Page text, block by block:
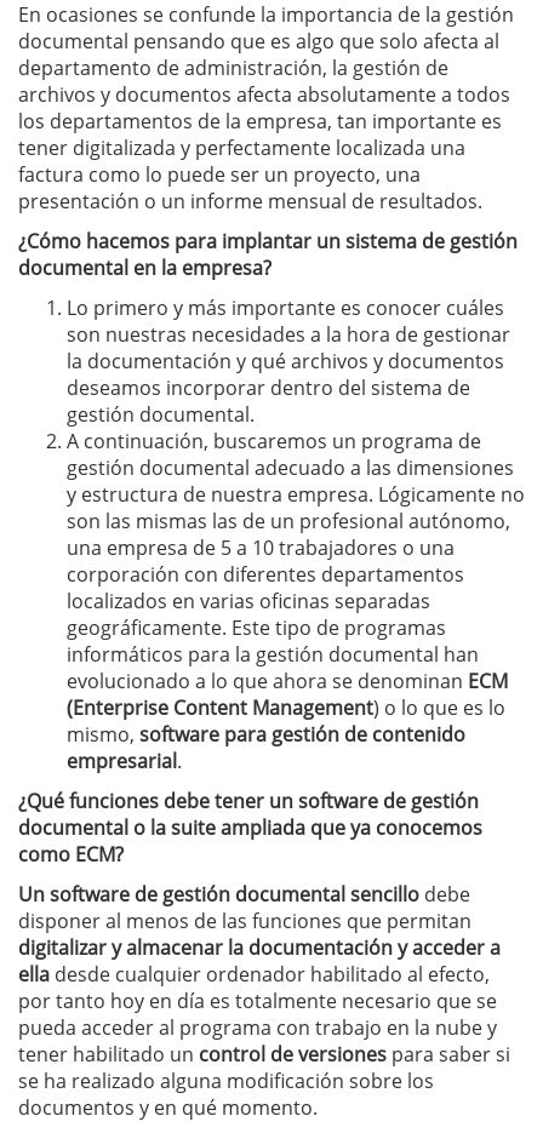
En ocasiones se confunde la importancia de la gestión
documental pensando que es algo que solo afecta al
departamento de administración, la gestión de
archivos y documentos afecta absolutamente a todos
los departamentos de la empresa, tan importante es
tener digitalizada y perfectamente localizada una
factura como lo puede ser un proyecto, una
presentación o un informe mensual de resultados.
¿Cómo hacemos para implantar un sistema de gestión
documental en la empresa?
Lo primero y más importante es conocer cuáles
son nuestras necesidades a la hora de gestionar
la documentación y qué archivos y documentos
deseamos incorporar dentro del sistema de
gestión documental.
A continuación, buscaremos un programa de
gestión documental adecuado a las dimensiones
y estructura de nuestra empresa. Lógicamente no
son las mismas las de un profesional autónomo,
una empresa de 5 a 10 trabajadores o una
corporación con diferentes departamentos
localizados en varias oficinas separadas
geográficamente. Este tipo de programas
informáticos para la gestión documental han
evolucionado a lo que ahora se denominan ECM
(Enterprise Content Management) o lo que es lo
mismo, software para gestión de contenido
empresarial.
¿Qué funciones debe tener un software de gestión
documental o la suite ampliada que ya conocemos
como ECM?
Un software de gestión documental sencillo debe
disponer al menos de las funciones que permitan
digitalizar y almacenar la documentación y acceder a
ella desde cualquier ordenador habilitado al efecto,
por tanto hoy en día es totalmente necesario que se
pueda acceder al programa con trabajo en la nube y
tener habilitado un control de versiones para saber si
se ha realizado alguna modificación sobre los
documentos y en qué momento.